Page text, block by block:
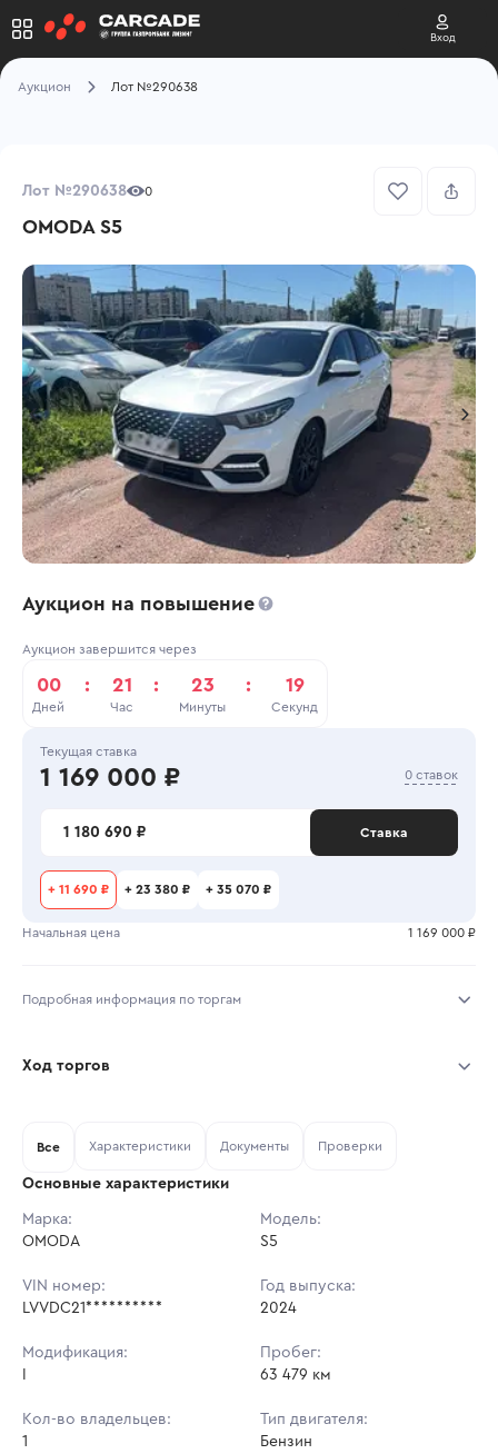
Вход
Аукцион Лот №290638
Лот №290638 0
OMODA S5
Аукцион на повышение
Аукцион завершится через
00
Дней
: 21
Час
: 23
Минуты
: 19
Секунд
Текущая ставка
1 169 000 ₽ 0 ставок
1 180 690 ₽ Ставка
+ 11 690 ₽ + 23 380 ₽ + 35 070 ₽
Начальная цена 1 169 000 ₽
Подробная информация по торгам
Тип аукциона: Открытые торги
Шаг торгов: 11 690 ₽
Кол-во ставок:
Ход торгов
Ставок не найдено
в аукционах
Все Характеристики Документы Проверки
Основные характеристики
Марка:
OMODA
Модель:
S5
VIN номер:
LVVDC21**********
Год выпуска:
2024
Модификация:
Пробег:
63 479 км
Кол-во владельцев:
1
Тип двигателя:
Бензин